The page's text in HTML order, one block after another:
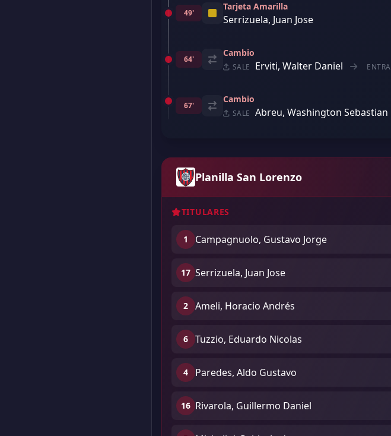
49'
Tarjeta Amarilla
Serrizuela, Juan Jose
64'
Cambio
SALE Erviti, Walter Daniel ENTRA
67'
Cambio
SALE Abreu, Washington Sebastian
Planilla San Lorenzo
TITULARES
1 Campagnuolo, Gustavo Jorge
17 Serrizuela, Juan Jose
2 Ameli, Horacio Andrés
6 Tuzzio, Eduardo Nicolas
4 Paredes, Aldo Gustavo
16 Rivarola, Guillermo Daniel